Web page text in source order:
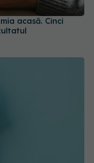
acasă. Cinci
asociat cu un risc